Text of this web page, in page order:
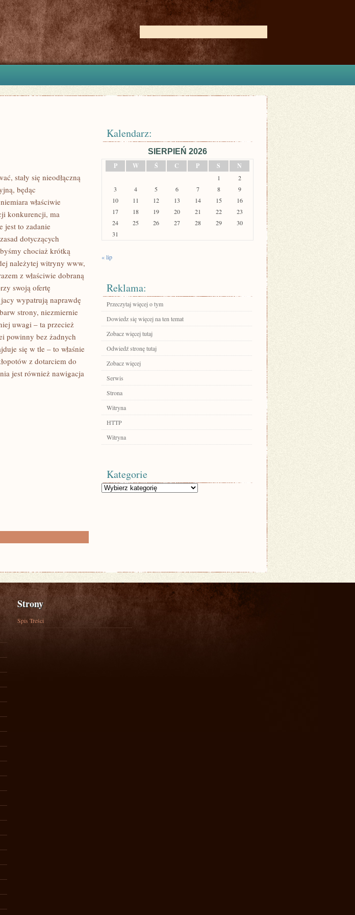
stały się nieodłączną
będąc
właściwie
konkurencji, ma
jest to zadanie
dotyczących
chociaż krótką
należytej witryny www,
z właściwie dobraną
swoją ofertę
wypatrują naprawdę
strony, niezmiernie
uwagi – ta przecież
powinny bez żadnych
się w tle – to właśnie
z dotarciem do
jest również nawigacja
Kalendarz:
SIERPIEŃ 2026
P
W Ś C P S N
1
2
3
4 5 6 7 8
9
10
11 12 13 14 15
16
17
18 19 20 21 22
23
24
25 26 27 28 29
30
31
« lip
Reklama:
Przeczytaj więcej o tym
Dowiedz się więcej na ten temat
Zobacz więcej tutaj
Odwiedź stronę tutaj
Zobacz więcej
Serwis
Strona
Witryna
HTTP
Witryna
Kategorie
Kategorie
Strony
Spis Treści